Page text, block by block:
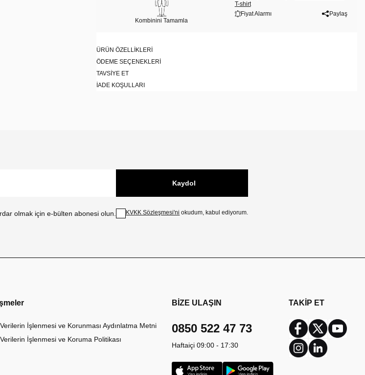
Kombinini Tamamla
T-shirt
Fiyat Alarmı
Paylaş
ÜRÜN ÖZELLIKLERI
ÖDEME SEÇENEKLERI
TAVSIYE ET
İADE KOŞULLARI
olmak için e-bülten abonesi olun.
Kaydol
KVKK Sözleşmesi'ni okudum, kabul ediyorum.
İşlenmesi ve Korunması Aydınlatma Metni
İşlenmesi ve Koruma Politikası
BİZE ULAŞIN
0850 522 47 73
Haftaiçi 09:00 - 17:30
TAKİP ET
Facebook
Twitter
InstagramLinkedin